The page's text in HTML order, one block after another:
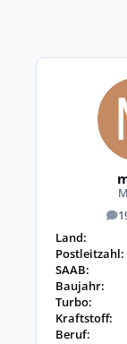
Land:
Postleitzahl:
SAAB:
Baujahr:
Turbo:
Kraftstoff:
Beruf: